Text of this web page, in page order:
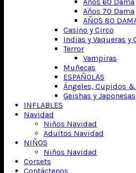
Años 70 Dama
AÑOS 80
Casino y Circo
Indias y Vaqueras y
Terror
Vampiras
Muñecas
ESPAÑOLAS
Ángeles, Cupidos
Geishas y Japonesas
INFLABLES
Navidad
Niños Navidad
Adultos Navidad
NIÑOS
Niños Navidad
Corsets
Contáctenos